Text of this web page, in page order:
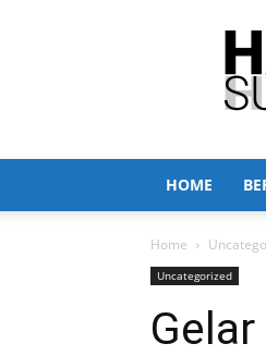
HOME
Home
Uncategorized